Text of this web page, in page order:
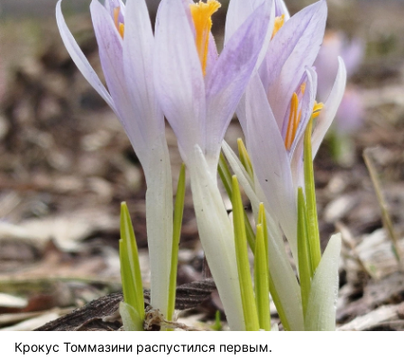
Крокус Томмазини распустился первым.